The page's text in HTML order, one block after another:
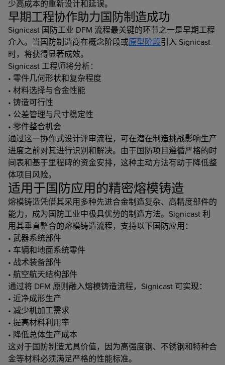
少高成本的重新设计和延误。
早期工程协作助力国防制造成功
Signicast 国防工业 DFM 流程最关键的环节之一是早期工程
介入。当国防制造商在概念阶段或原型阶段引入 Signicast
时，将获得显著成效。
Signicast 工程师将分析：
• 零件几何形状和复杂程度
• 材料选择与合金性能
• 铸造可行性
• 公差管理与尺寸稳定性
• 零件整合机会
通过这一协作式设计评审流程，可在潜在制造挑战影响生产
进度之前对其进行识别和解决。由于国防项目遵循严格的时
间表和基于里程碑的资金安排，这种主动方法有助于降低整
体项目风险。
适用于国防应用的精密熔模铸造
熔模铸造凭借其采用多种先进合金制造复杂、高精度部件的
能力，成为国防工业中极具优势的制造方法。Signicast 利
用其垂直整合的熔模铸造流程，支持以下国防应用：
• 武器系统部件
• 车辆和地面系统零件
• 战术装备部件
• 航空航天结构部件
通过将 DFM 原则融入熔模铸造流程，Signicast 可实现：
• 近净成形生产
• 减少机加工需求
• 提高材料利用率
• 降低总体生产成本
这对于国防制造尤具价值，因为高强度钢、不锈钢和特种合
金等材料必须满足严格的性能标准。